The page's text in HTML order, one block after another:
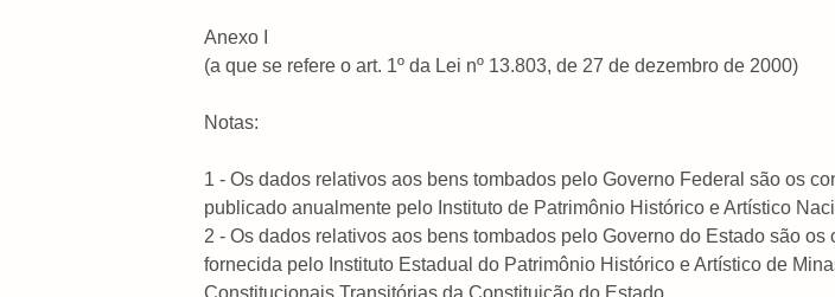
Anexo I
(a que se refere o art. 1º da Lei nº 13.803, de 27 de dezembro de 2000)
Notas:
1 - Os dados relativos aos bens tombados pelo Governo Federal são os
publicado anualmente pelo Instituto de Patrimônio Histórico e Artístico
2 - Os dados relativos aos bens tombados pelo Governo do Estado são
fornecida pelo Instituto Estadual do Patrimônio Histórico e Artístico de
Constitucionais Transitórias da Constituição do Estado.